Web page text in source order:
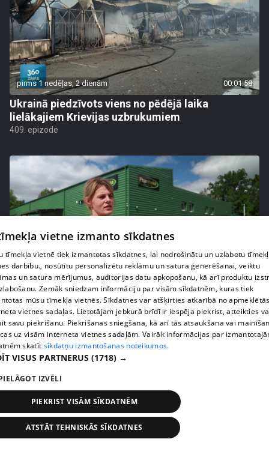
pirms 1 nedēļas, 2 dienām 00:01:58
Ukrainā piedzīvots viens no pēdējā laika
lielākajiem Krievijas uzbrukumiem
409. epizode
pirms 1 nedēļas, 2 dienām 00:05:05
Melleņu zelta drudzis: kas nosaka iepirkuma
cenu?
409. epizode
vietne izmanto sīkdatnes
tīmekļa vietnē tiek izmantotas sīkdatnes, lai nodrošinātu un uzlabotu
darbību., nosūtītu personalizētu reklāmu un satura ģenerēšanai, veiktu
un satura mērījumus, auditorijas datu apkopošanu, kā arī produktu
Zemāk sniedzam informāciju par visām sīkdatnēm, kuras tiek
mūsu tīmekļa vietnēs. Sīkdatnes var atšķirties atkarībā no
vietnes sadaļas. Lietotājam jebkurā brīdī ir iespēja piekrist, atteikties
savu piekrišanu. Piekrišanas sniegšana, kā arī tās atsaukšana vai
uz visām interneta vietnes sadaļām. Vairāk informācijas par
skatīt sīkdatņu izmantošanas noteikumos.
VISUS PARTNERUS (1718) →
IZVĒLI
PIEKRIST VISĀM SĪKDATNĒM
ATSTĀT TEHNISKĀS SĪKDATNES